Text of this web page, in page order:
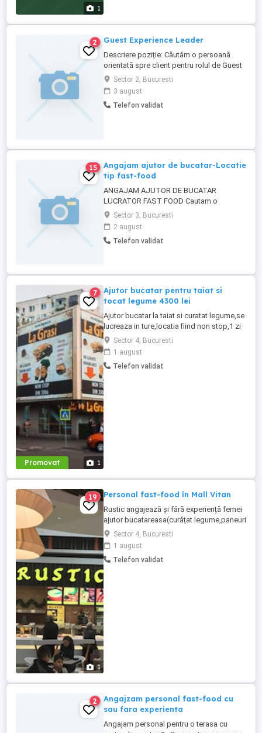
1
2 Guest Experience Leader
Descriere poziție: Căutăm o persoană
orientată spre client pentru rolul de Guest
Experience Leader. Vei fi responsabil
pentru interacțiunea cu oaspeții și pentru
asigurarea unei vizite plăcute și eficiente.
Lucrezi direct cu clienții și sprijini echipa în
Sector 2, Bucuresti
3 august
Telefon validat
15
Angajam ajutor de bucatar-Locatie
tip fast-food
ANGAJAM AJUTOR DE BUCATAR
LUCRATOR FAST FOOD Cautam o
persoana serioasa si muncitoare pentru o
locatie de tip fast food, zona metrou
Nicolae Grigorescu,sector 3,Bucuresti.
Pentru mai multe detalii sunati la numarul
Sector 3, Bucuresti
2 august
Telefon validat
Promovat 1
7
Ajutor bucatar pentru taiat si
tocat legume 4300 lei
Ajutor bucatar la taiat si curatat legume,se
lucreaza in ture,locatia fiind non stop,1 zi
da 1 zi nu,locatia se afla in sectorul 4,se
acorda 1 masa calda zilnic,cartieru
Berceni,cu experienta salariul 4300 lei net
la 14 ore zi,salariu 3700 lei net la 12 ore
Sector 4, Bucuresti
1 august
Telefon validat
1
19 Personal fast-food în Mall Vitan
Rustic angajează și fără experiență femei
ajutor bucatareasa(curățat legume,paneuri
etc) și fete băieți servire clienți la vitrină în
locația din Mall Vitan..Salariul de început
3500 ron și mâncare,program o zi(8-22)cu
una liberă.Alegeți locația care vă convine
Sector 4, Bucuresti
1 august
Telefon validat
2
Angajzam personal fast-food cu
sau fara experienta
Angajam personal pentru o terasa cu